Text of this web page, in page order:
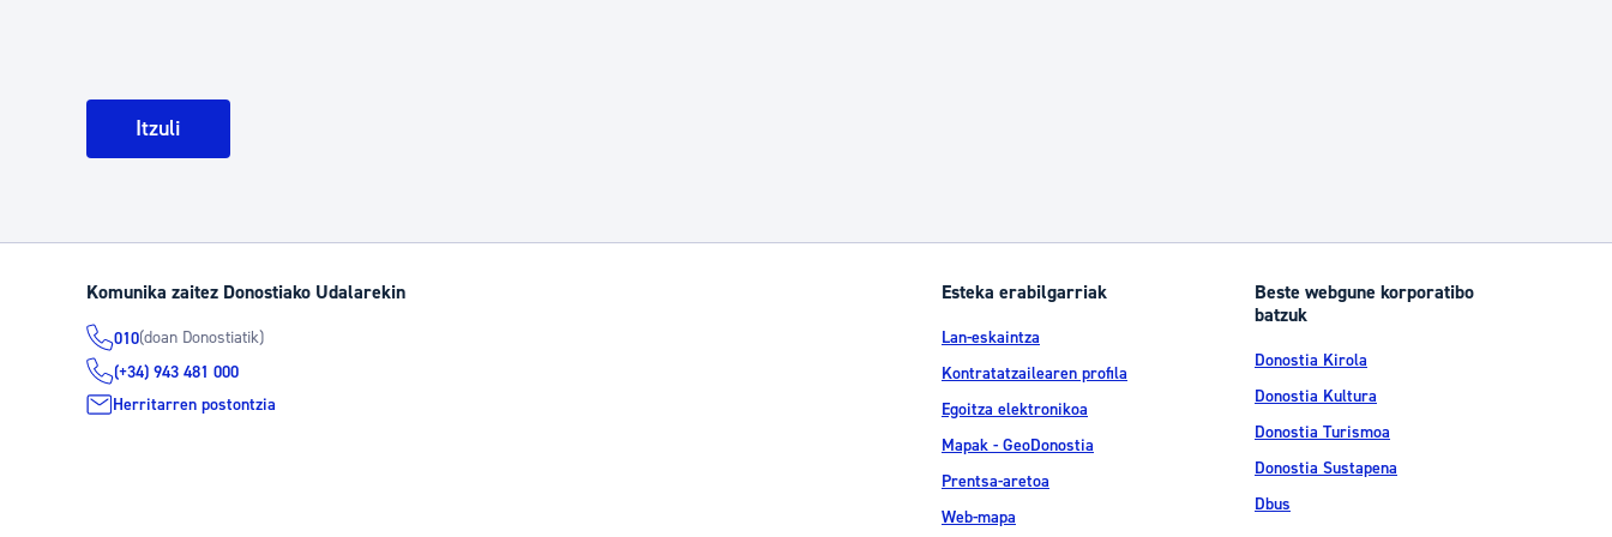
Itzuli
Komunika zaitez Donostiako Udalarekin
010(doan Donostiatik)
(+34) 943 481 000
Herritarren postontzia
Esteka erabilgarriak
Lan-eskaintza
Kontratatzailearen profila
Egoitza elektronikoa
Mapak - GeoDonostia
Prentsa-aretoa
Web-mapa
Beste webgune korporatibo
batzuk
Donostia Kirola
Donostia Kultura
Donostia Turismoa
Donostia Sustapena
Dbus